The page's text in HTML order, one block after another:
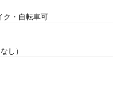
ク・自転車可
し）